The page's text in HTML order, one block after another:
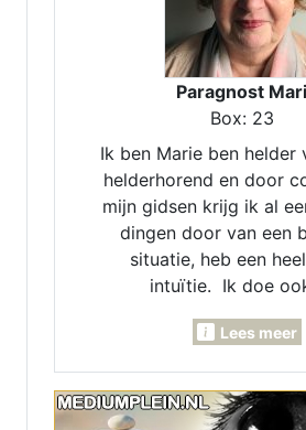
Paragnost
Box: 23
Ik ben Marie ben helder
helderhorend en door
mijn gidsen krijg ik al
dingen door van een
situatie, heb een
intuïtie. Ik doe
kan voor je pendelen,
inzichtkaarten voor je
voor verleden -
Lees meer